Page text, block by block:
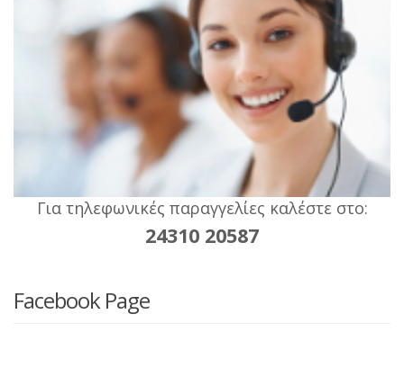
Για τηλεφωνικές παραγγελίες καλέστε στο:
24310 20587
Facebook Page